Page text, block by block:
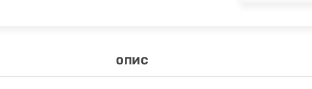
ОПИС